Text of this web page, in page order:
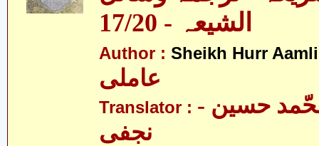
الشیعہ - 17/20
Author : Sheikh Hurr Aamli
عاملی
Translator : - آیت اللہ محّمد حسین
نجفی